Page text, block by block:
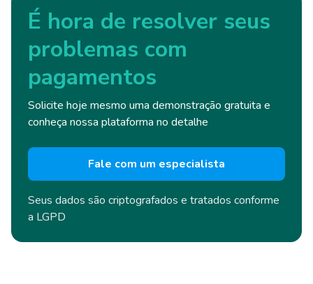
É hora de resolver seus
problemas com
pagamentos
Solicite hoje mesmo uma demonstração gratuita e
conheça nossa plataforma no detalhe
Fale com um especialista
Seus dados são criptografados e tratados conforme
a LGPD